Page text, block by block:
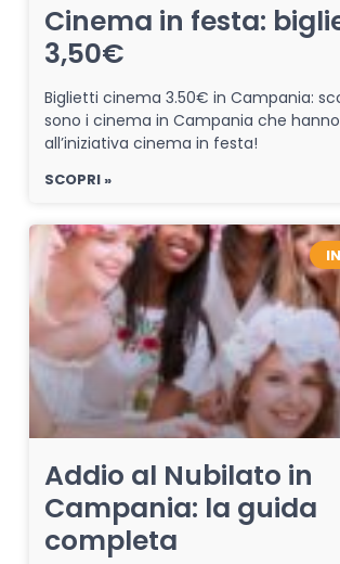
Cinema in festa:
3,50€
Biglietti cinema 3.50€ in Campania:
sono i cinema in Campania che
all’iniziativa cinema in festa!
SCOPRI »
Addio al Nubilato in
Campania: la guida
completa